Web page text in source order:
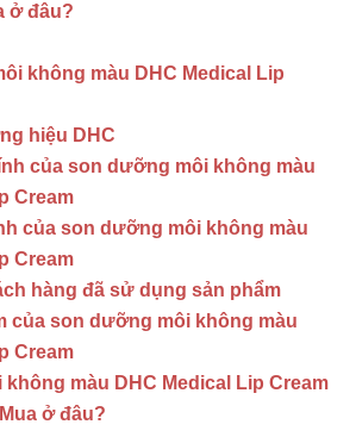
ở đâu?
không màu DHC Medical Lip
hiệu DHC
của son dưỡng môi không màu
Cream
của son dưỡng môi không màu
Cream
hàng đã sử dụng sản phẩm
của son dưỡng môi không màu
Cream
màu DHC Medical Lip Cream
ở đâu?